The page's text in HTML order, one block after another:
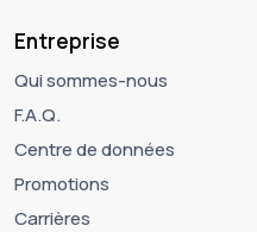
Entreprise
Qui sommes-nous
F.A.Q.
Centre de données
Promotions
Carrières